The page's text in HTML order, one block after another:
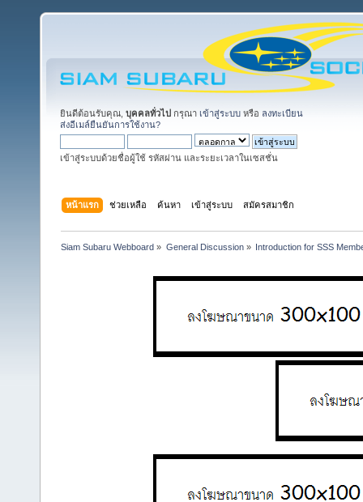
ยินดีต้อนรับคุณ, บุคคลทั่วไป กรุณา เข้าสู่ระบบ หรือ ลงทะเบียน
ส่งอีเมล์ยืนยันการใช้งาน?
เข้าสู่ระบบด้วยชื่อผู้ใช้ รหัสผ่าน และระยะเวลาในเซสชั่น
หน้าแรก ช่วยเหลือ ค้นหา เข้าสู่ระบบ สมัครสมาชิก
Siam Subaru Webboard » General Discussion» Introduction for SSS